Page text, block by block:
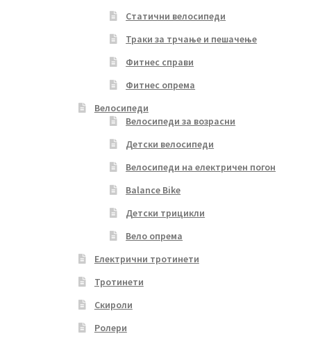
Статични велосипеди
Траки за трчање и пешачење
Фитнес справи
Фитнес опрема
Велосипеди
Велосипеди за возрасни
Детски велосипеди
Велосипеди на електричен погон
Balance Bike
Детски трицикли
Вело опрема
Електрични тротинети
Тротинети
Скироли
Ролери